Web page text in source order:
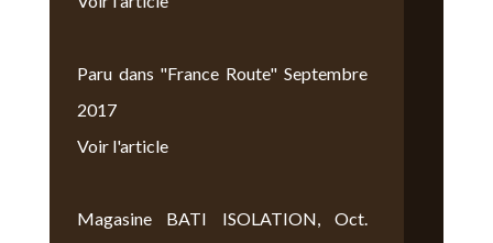
Paru dans "France Route" Septembre
2017
Voir l'article
Magasine BATI ISOLATION, Oct.